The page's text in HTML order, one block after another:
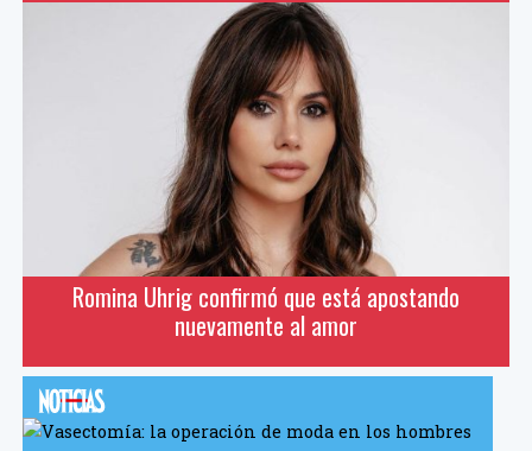
Romina Uhrig confirmó que está apostando
nuevamente al amor